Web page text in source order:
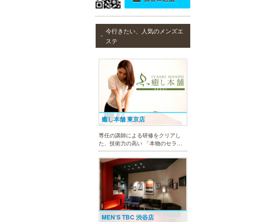
今行きたい、人気のメンズエ
ステ
癒し本舗 東京店
専任の講師による研修をクリアし
た、技術力の高い 「本物のセラピ
スト」 のみ在籍しております。是
非、お気軽にお問い合わせくださ
い！
MEN’S TBC 渋谷店